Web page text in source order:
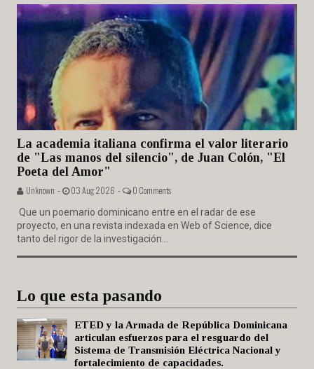
La academia italiana confirma el valor literario
de "Las manos del silencio", de Juan Colón, "El
Poeta del Amor"
Unknown - 03 Aug 2026 - 0 Comments
Que un poemario dominicano entre en el radar de ese
proyecto, en una revista indexada en Web of Science, dice
tanto del rigor de la investigación...
Lo que esta pasando
ETED y la Armada de República Dominicana
articulan esfuerzos para el resguardo del
Sistema de Transmisión Eléctrica Nacional y
fortalecimiento de capacidades.